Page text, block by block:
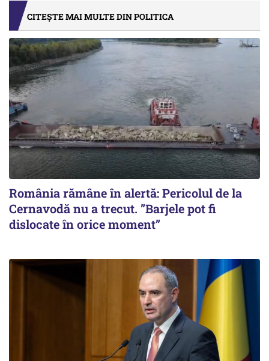
CITEȘTE MAI MULTE DIN POLITICA
România rămâne în alertă: Pericolul de la
Cernavodă nu a trecut. ”Barjele pot fi
dislocate în orice moment”